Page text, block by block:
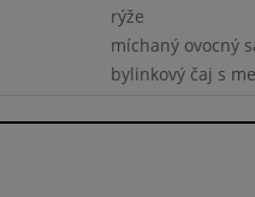
rýže
míchaný ovocný
bylinkový čaj s